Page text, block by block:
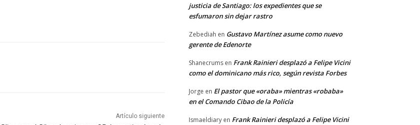
Artículo siguiente
justicia de Santiago: los expedientes que se
esfumaron sin dejar rastro
Zebediah en Gustavo Martínez asume como nuevo
gerente de Edenorte
Shanecrums en Frank Rainieri desplazó a Felipe Vicini
como el dominicano más rico, según revista Forbes
Jorge en El pastor que «oraba» mientras «robaba»
en el Comando Cibao de la Policía
Ismaeldiary en Frank Rainieri desplazó a Felipe Vicini